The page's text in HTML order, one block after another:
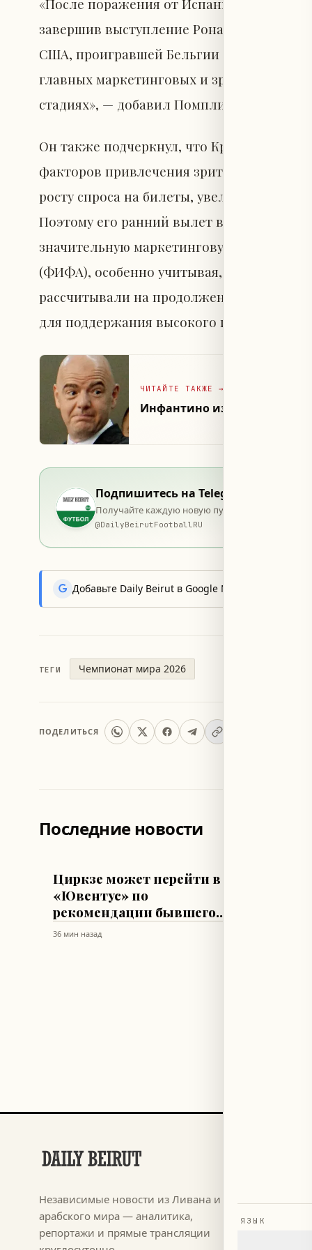
«После поражения от Испании со счетом
завершив выступление Роналду на
США, проигравшей Бельгии со счетом 1:4.
главных маркетинговых и зрительских
стадиях», — добавил Помплиано.
Он также подчеркнул, что Криштиану
факторов привлечения зрителей на
росту спроса на билеты, увеличению
Поэтому его ранний вылет вместе с
значительную маркетинговую потерю
(ФИФА), особенно учитывая, что турнир
рассчитывали на продолжение
для поддержания высокого интереса
ЧИТАЙТЕ ТАКЖЕ →
Инфантино извинился за
Подпишитесь на Telegram
Получайте каждую новую публикацию в момент
@DailyBeirutFootballRU
Добавьте Daily Beirut в Google News, чтобы
ТЕГИ Чемпионат мира 2026
ПОДЕЛИТЬСЯ
Последние новости
Циркзе может перейти в
«Ювентус» по
рекомендации бывшего
тренера Вербека
36 мин назад
Независимые новости из Ливана и
арабского мира — аналитика,
репортажи и прямые трансляции
٢٠٢٦
→
ЯЗЫК